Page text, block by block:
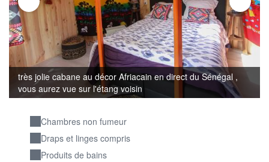
très jolie cabane au décor Afriacain en direct du Sénégal ,
vous aurez vue sur l'étang voisin
Chambres non fumeur
Draps et linges compris
Produits de bains